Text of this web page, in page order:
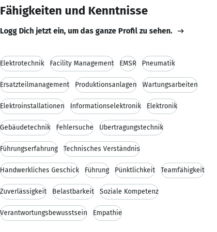
Fähigkeiten und Kenntnisse
Logg Dich jetzt ein, um das ganze Profil zu sehen.
Elektrotechnik Facility Management EMSR Pneumatik
Ersatzteilmanagement Produktionsanlagen Wartungsarbeiten
Elektroinstallationen Informationselektronik Elektronik
Gebäudetechnik Fehlersuche Übertragungstechnik
Führungserfahrung Technisches Verständnis
Handwerkliches Geschick Führung Pünktlichkeit Teamfähigkeit
Zuverlässigkeit Belastbarkeit Soziale Kompetenz
Verantwortungsbewusstsein Empathie